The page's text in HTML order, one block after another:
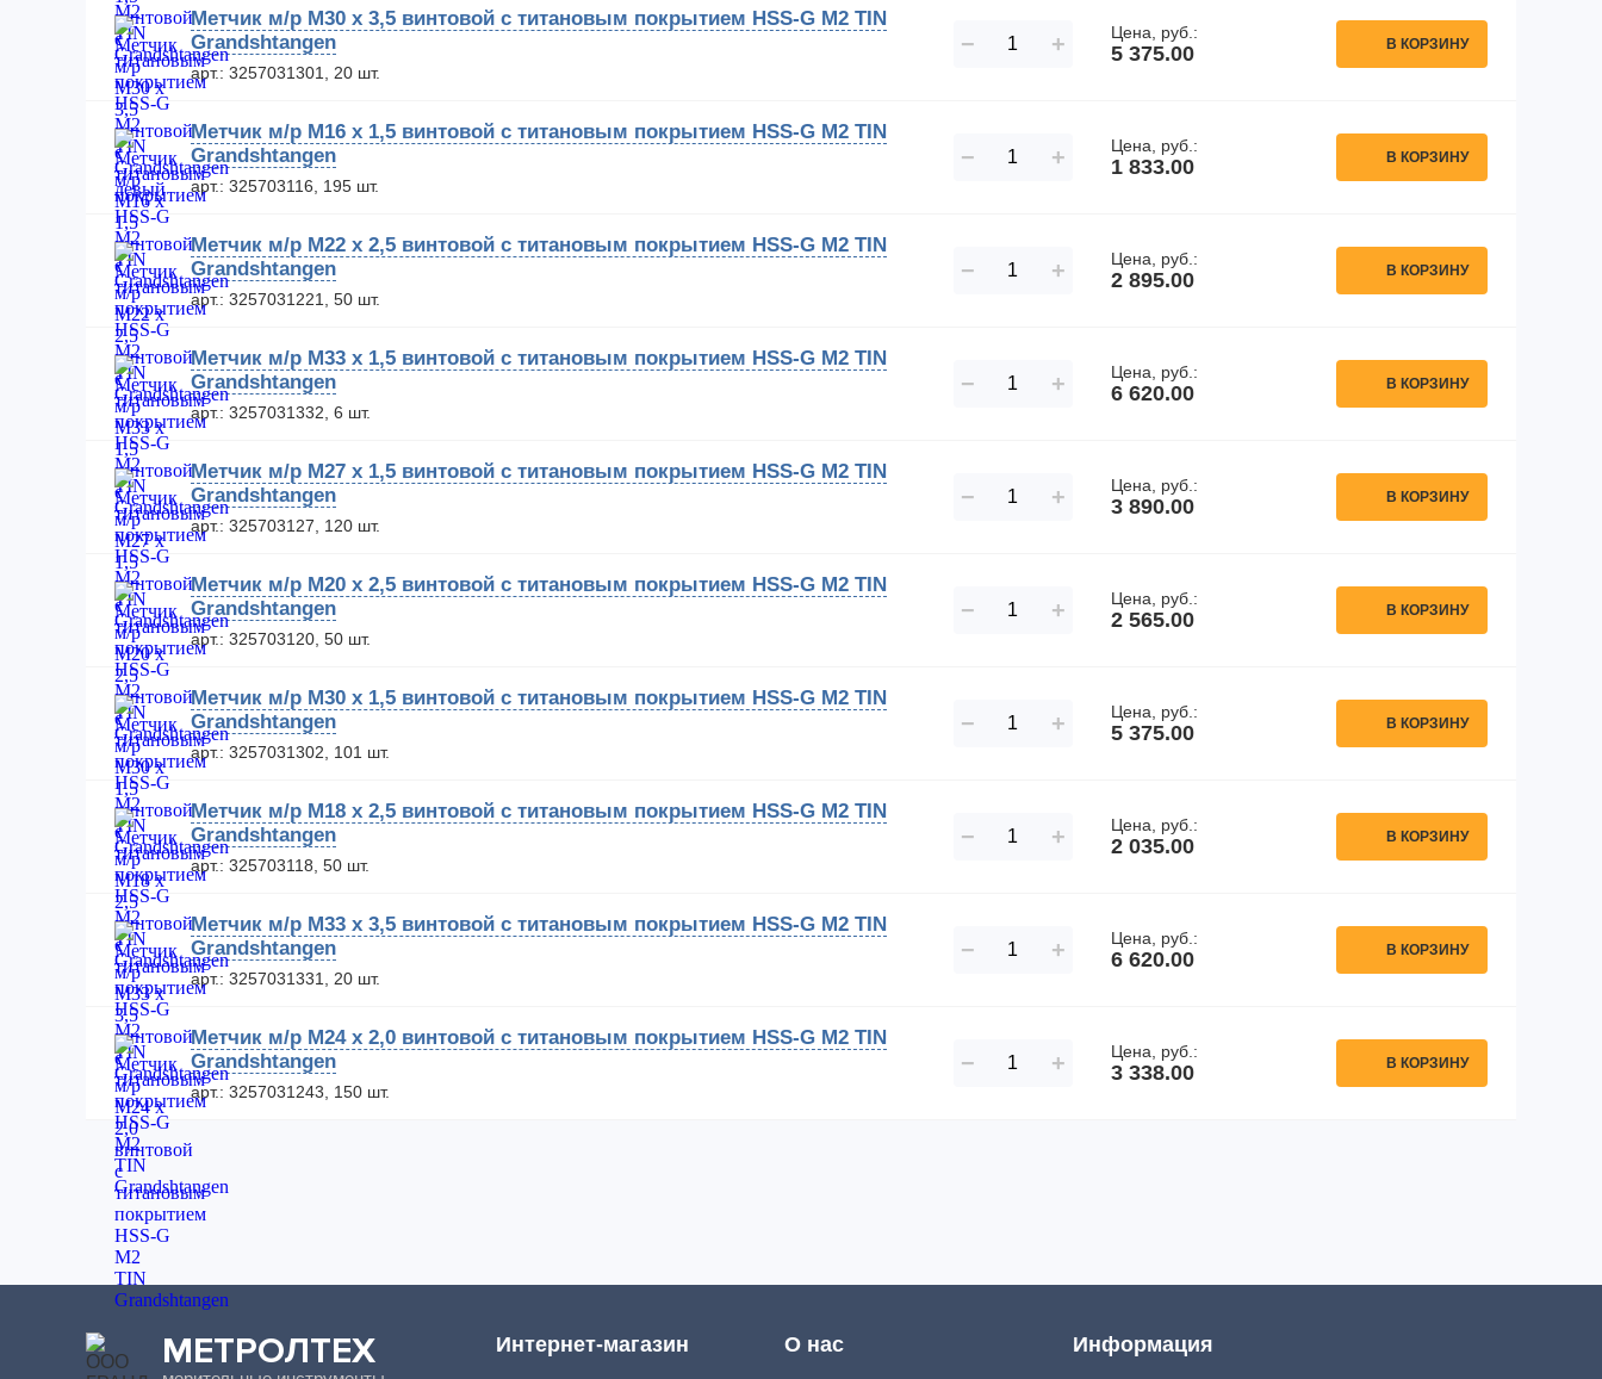
Метчик м/р М30 х 3,5 винтовой с титановым покрытием HSS-G M2 TIN
Grandshtangen
арт.: 3257031301, 20 шт.
− + Цена, руб.:
5 375.00 В КОРЗИНУ
Метчик м/р М16 х 1,5 винтовой с титановым покрытием HSS-G M2 TIN
Grandshtangen
арт.: 325703116, 195 шт.
− + Цена, руб.:
1 833.00 В КОРЗИНУ
Метчик м/р М22 х 2,5 винтовой с титановым покрытием HSS-G M2 TIN
Grandshtangen
арт.: 3257031221, 50 шт.
− + Цена, руб.:
2 895.00 В КОРЗИНУ
Метчик м/р М33 х 1,5 винтовой с титановым покрытием HSS-G M2 TIN
Grandshtangen
арт.: 3257031332, 6 шт.
− + Цена, руб.:
6 620.00 В КОРЗИНУ
Метчик м/р М27 х 1,5 винтовой с титановым покрытием HSS-G M2 TIN
Grandshtangen
арт.: 325703127, 120 шт.
− + Цена, руб.:
3 890.00 В КОРЗИНУ
Метчик м/р М20 х 2,5 винтовой с титановым покрытием HSS-G M2 TIN
Grandshtangen
арт.: 325703120, 50 шт.
− + Цена, руб.:
2 565.00 В КОРЗИНУ
Метчик м/р М30 х 1,5 винтовой с титановым покрытием HSS-G M2 TIN
Grandshtangen
арт.: 3257031302, 101 шт.
− + Цена, руб.:
5 375.00 В КОРЗИНУ
Метчик м/р М18 х 2,5 винтовой с титановым покрытием HSS-G M2 TIN
Grandshtangen
арт.: 325703118, 50 шт.
− + Цена, руб.:
2 035.00 В КОРЗИНУ
Метчик м/р М33 х 3,5 винтовой с титановым покрытием HSS-G M2 TIN
Grandshtangen
арт.: 3257031331, 20 шт.
− + Цена, руб.:
6 620.00 В КОРЗИНУ
Метчик м/р М24 х 2,0 винтовой с титановым покрытием HSS-G M2 TIN
Grandshtangen
арт.: 3257031243, 150 шт.
− + Цена, руб.:
3 338.00 В КОРЗИНУ
МЕТРОЛТЕХ Интернет-магазин О нас Информация